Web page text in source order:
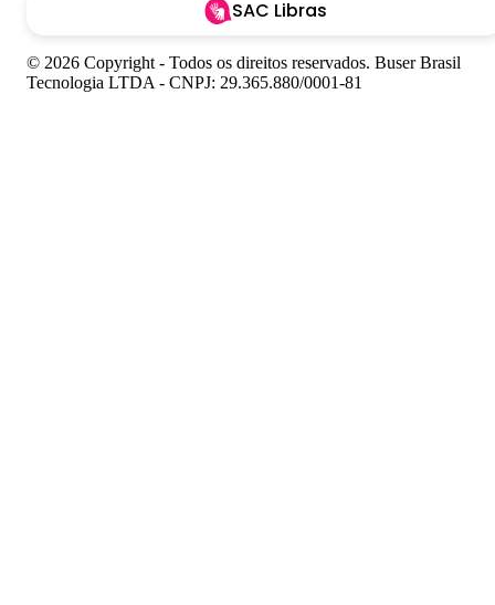
SAC Libras
© 2026 Copyright - Todos os direitos reservados. Buser Brasil
Tecnologia LTDA - CNPJ: 29.365.880/0001-81